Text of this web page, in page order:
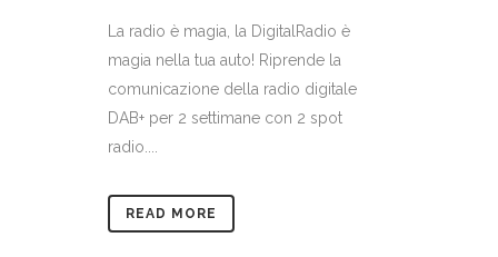
La radio è magia, la DigitalRadio è
magia nella tua auto! Riprende la
comunicazione della radio digitale
DAB+ per 2 settimane con 2 spot
radio....
READ MORE